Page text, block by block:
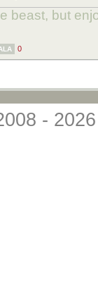
beast, but
0
-